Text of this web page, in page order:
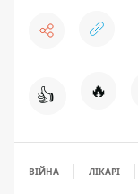
👍 🔥
ВІЙНА ЛІКАРІ